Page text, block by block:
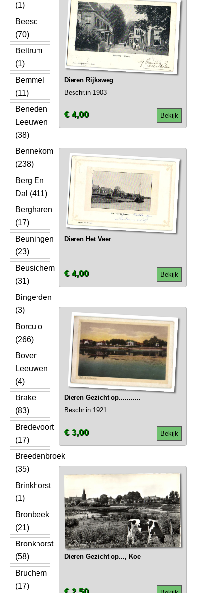
(1)
Beesd
(70)
Beltrum
(1)
Bemmel
(11)
Beneden
Leeuwen
(38)
Bennekom
(238)
Berg En
Dal (411)
Bergharen
(17)
Beuningen
(23)
Beusichem
(31)
Bingerden
(3)
Borculo
(266)
Boven
Leeuwen
(4)
Brakel
(83)
Bredevoort
(17)
Breedenbroek
(35)
Brinkhorst
(1)
Bronbeek
(21)
Bronkhorst
(58)
Bruchem
(17)
Dieren Rijksweg
Beschr.in 1903
Bekijk
€ 4,00
Dieren Het Veer
Bekijk
€ 4,00
Dieren Gezicht op...........
Beschr.in 1921
Bekijk
€ 3,00
Dieren Gezicht op..., Koe
€ 2,50